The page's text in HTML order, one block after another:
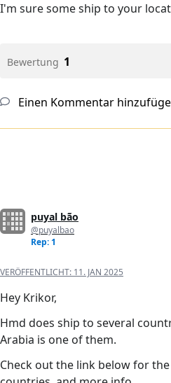
I'm sure some ship to your
Bewertung 1
Einen Kommentar
puyal bão
@puyalbao
Rep: 1
VERÖFFENTLICHT: 11. JAN 2025
Hey Krikor,
Hmd does ship to several
Arabia is one of them.
Check out the link below for